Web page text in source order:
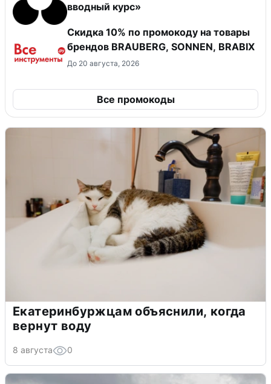
вводный курс»
Скидка 10% по промокоду на товары
брендов BRAUBERG, SONNEN, BRABIX
До 20 августа, 2026
Все промокоды
Екатеринбуржцам объяснили, когда
вернут воду
8 августа 0